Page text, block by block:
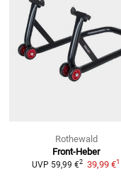
Rothewald
Front-Heber
UVP 59,99 €2 39,99 €1